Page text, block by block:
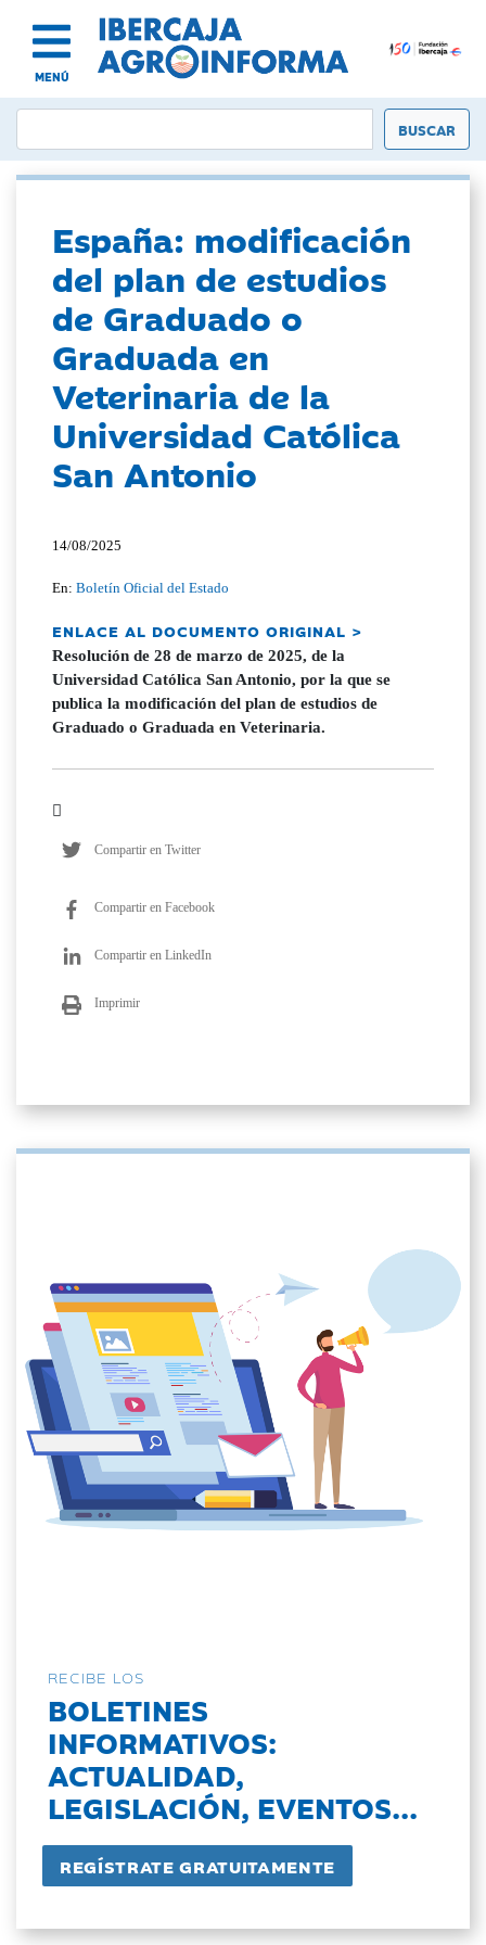
MENÚ
España: modificación
del plan de estudios
de Graduado o
Graduada en
Veterinaria de la
Universidad Católica
San Antonio
14/08/2025
En:Boletín Oficial del Estado
ENLACE AL DOCUMENTO ORIGINAL >
Resolución de 28 de marzo de 2025, de la
Universidad Católica San Antonio, por la que se
publica la modificación del plan de estudios de
Graduado o Graduada en Veterinaria.
Compartir en Twitter
Compartir en Facebook
Compartir en LinkedIn
Imprimir
RECIBE LOS
BOLETINES
INFORMATIVOS:
ACTUALIDAD,
LEGISLACIÓN, EVENTOS...